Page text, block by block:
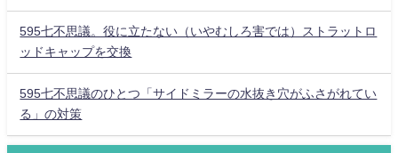
595七不思議。役に立たない（いやむしろ害では）ストラットロ
ッドキャップを交換
595七不思議のひとつ「サイドミラーの水抜き穴がふさがれてい
る」の対策